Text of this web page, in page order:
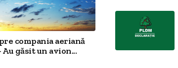
compania aeriană
Au găsit un avion...